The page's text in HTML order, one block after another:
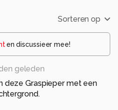
Sorteren op
en discussieer mee!
geleden
deze Graspieper met een